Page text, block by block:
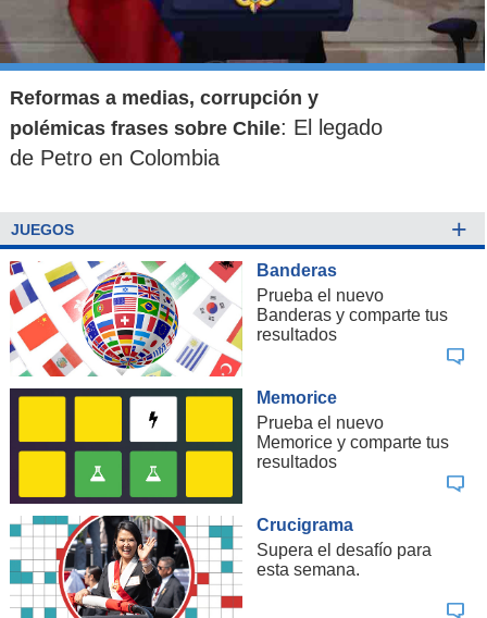
Reformas a medias, corrupción y
polémicas frases sobre Chile: El legado
de Petro en Colombia
JUEGOS +
Banderas
Prueba el nuevo
Banderas y comparte tus
resultados
Memorice
Prueba el nuevo
Memorice y comparte tus
resultados
Crucigrama
Supera el desafío para
esta semana.